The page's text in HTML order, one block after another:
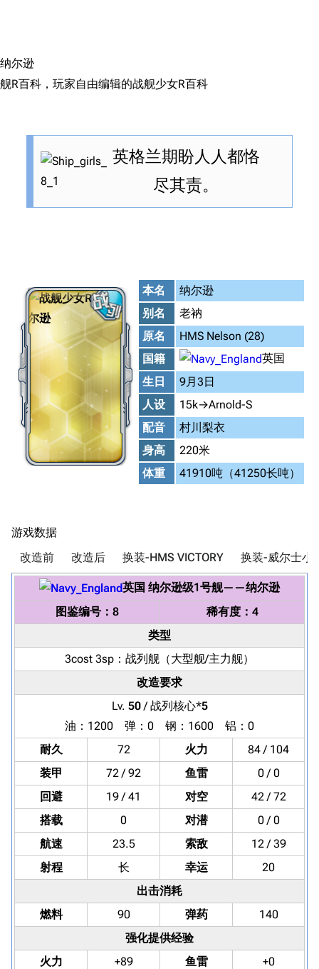
纳尔逊
舰R百科，玩家自由编辑的战舰少女R百科
英格兰期盼人人都恪
尽其责。
本名
纳尔逊
别名
老衲
原名
HMS Nelson (28)
国籍
英国
生日
9月3日
人设
15k→Arnold-S
配音
村川梨衣
身高
220米
体重
41910吨（41250长吨）
游戏数据
改造前 改造后 换装-HMS VICTORY 换装-威尔士小
英国 纳尔逊级1号舰——纳尔逊
图鉴编号：8
稀有度：4
类型
3cost 3sp： 战列舰 （大型舰/主力舰）
改造要求
Lv. 50/ 战列核心*5
油：1200 弹：0 钢：1600 铝：0
耐久
72 火力
84 / 104
装甲
72 / 92 鱼雷
0 / 0
回避
19 / 41 对空
42 / 72
搭载
0 对潜
0 / 0
航速
23.5 索敌
12 / 39
射程
长 幸运
20
出击消耗
燃料
90 弹药
140
强化提供经验
火力
+89 鱼雷
+0